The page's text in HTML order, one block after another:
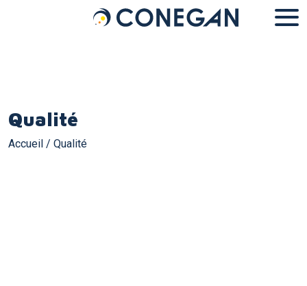
Panneau de gestion des cookies
Qualité
Accueil / Qualité